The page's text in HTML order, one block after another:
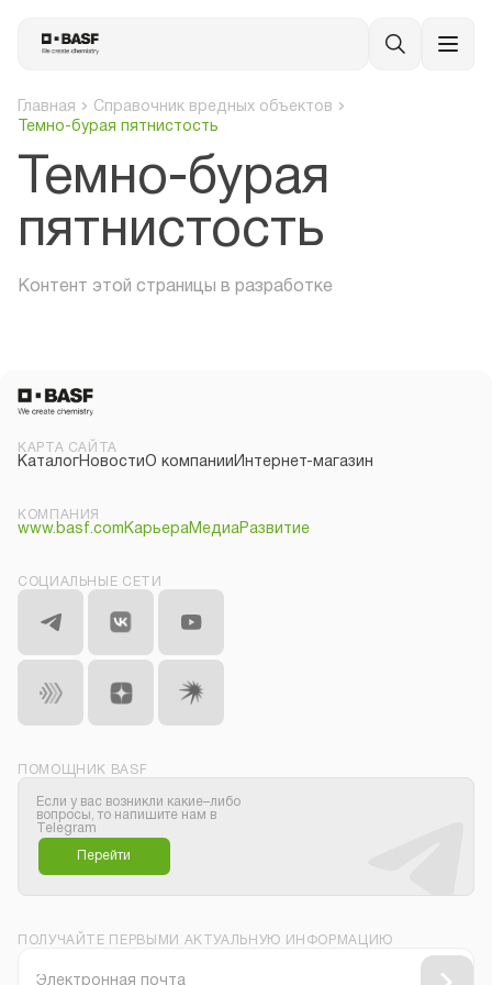
Главная
Справочник вредных объектов
Темно-бурая пятнистость
Темно-бурая
пятнистость
Контент этой страницы в разработке
КАРТА САЙТА
КаталогНовостиО компании Интернет-магазин
КОМПАНИЯ
www.basf.com КарьераМедиаРазвитие
СОЦИАЛЬНЫЕ СЕТИ
ПОМОЩНИК BASF
Если у вас возникли какие–либо
вопросы, то напишите нам в
Telegram
Перейти
ПОЛУЧАЙТЕ ПЕРВЫМИ АКТУАЛЬНУЮ ИНФОРМАЦИЮ